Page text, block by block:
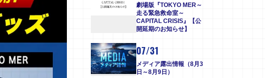
劇場版『TOKYO MER～
走る緊急救命室～
CAPITAL CRISIS』【公
開延期のお知らせ】
07/31
メディア露出情報（8月3
日～8月9日）